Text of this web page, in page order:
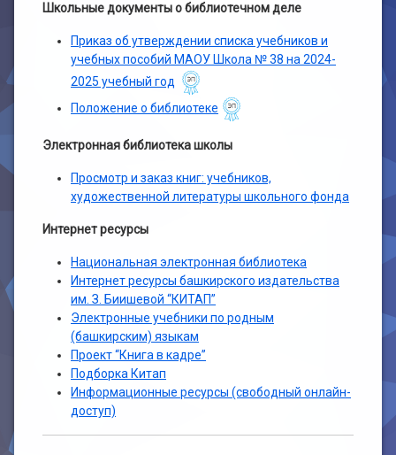
Школьные документы о библиотечном деле
Приказ об утверждении списка учебников и
учебных пособий МАОУ Школа № 38 на 2024-
2025 учебный год
Положение о библиотеке
Электронная библиотека школы
Просмотр и заказ книг: учебников,
художественной литературы школьного фонда
Интернет ресурсы
Национальная электронная библиотека
Интернет ресурсы башкирского издательства
им. З. Биишевой “КИТАП”
Электронные учебники по родным
(башкирским) языкам
Проект “Книга в кадре”
Подборка Китап
Информационные ресурсы (свободный онлайн-
доступ)